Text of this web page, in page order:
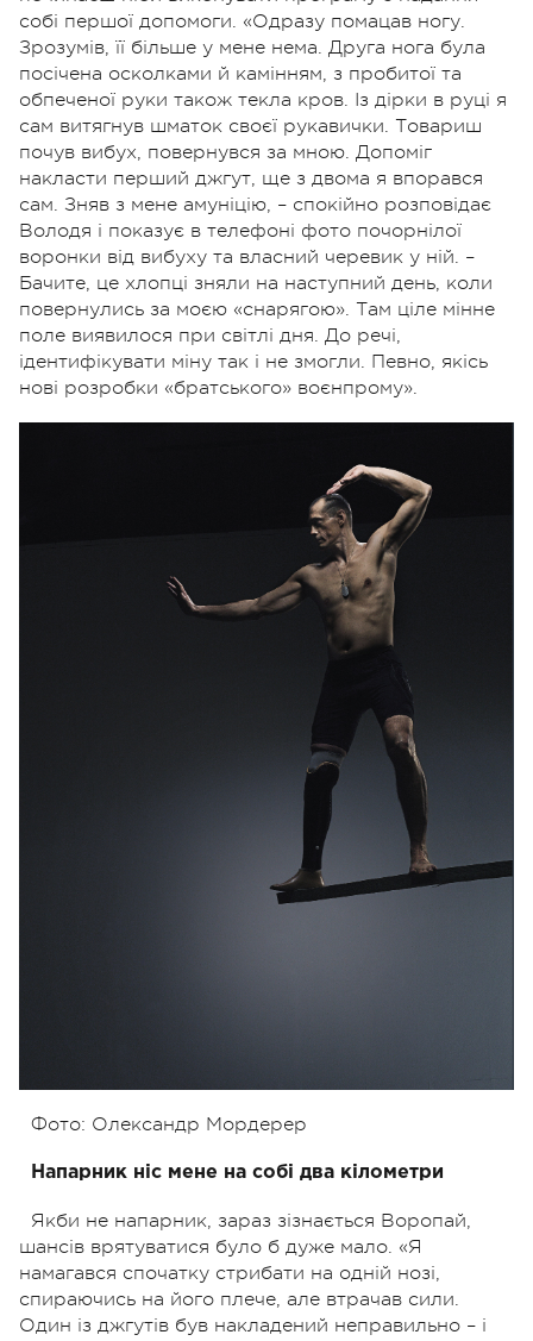
собі першої допомоги. «Одразу помацав ногу.
Зрозумів, її більше у мене нема. Друга нога була
посічена осколками й камінням, з пробитої та
обпеченої руки також текла кров. Із дірки в руці я
сам витягнув шматок своєї рукавички. Товариш
почув вибух, повернувся за мною. Допоміг
накласти перший джгут, ще з двома я впорався
сам. Зняв з мене амуніцію, – спокійно розповідає
Володя і показує в телефоні фото почорнілої
воронки від вибуху та власний черевик у ній. –
Бачите, це хлопці зняли на наступний день, коли
повернулись за моєю «снарягою». Там ціле мінне
поле виявилося при світлі дня. До речі,
ідентифікувати міну так і не змогли. Певно, якісь
нові розробки «братського» воєнпрому».
Фото: Олександр Мордерер
Напарник ніс мене на собі два кілометри
Якби не напарник, зараз зізнається Воропай,
шансів врятуватися було б дуже мало. «Я
намагався спочатку стрибати на одній нозі,
спираючись на його плече, але втрачав сили.
Один із джгутів був накладений неправильно – і